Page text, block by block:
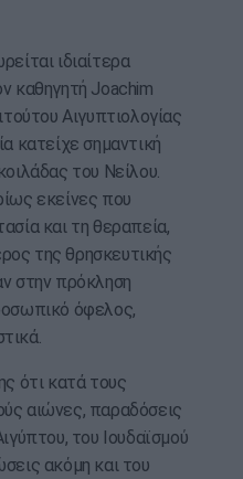
ιδιαίτερα
καθηγητή Joachim
Αιγυπτιολογίας
κατείχε σημαντική
του Νείλου.
εκείνες που
και τη θεραπεία,
της θρησκευτικής
στην πρόκληση
όφελος,
ότι κατά τους
αιώνες, παραδόσεις
του Ιουδαϊσμού
ακόμη και του